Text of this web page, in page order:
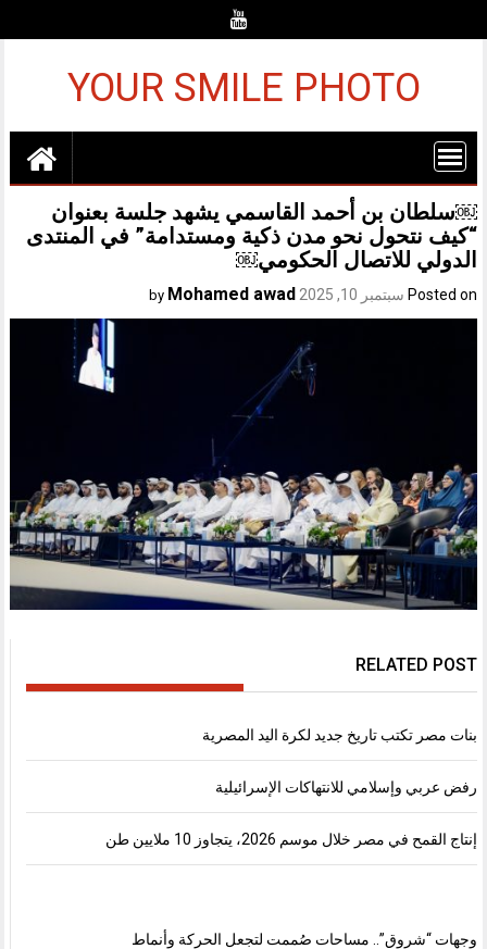
YOUR SMILE PHOTO
￼سلطان بن أحمد القاسمي يشهد جلسة بعنوان
“كيف نتحول نحو مدن ذكية ومستدامة” في المنتدى
الدولي للاتصال الحكومي￼
Posted on سبتمبر 10, 2025 Mohamed awad
RELATED POST
بنات مصر تكتب تاريخ جديد لكرة اليد المصرية
رفض عربي وإسلامي للانتهاكات الإسرائيلية
إنتاج القمح في مصر خلال موسم 2026، يتجاوز 10 ملايين طن
وجهات “شروق”.. مساحات صُممت لتجعل الحركة وأنماط